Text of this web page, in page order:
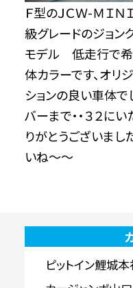
Ｆ型のＪＣＷ-ＭＩ
級グレードのジョン
モデル 低走行で希
体カラーです、オリ
ションの良い車体で
バーまで・・３２に
りがとうございまし
いね～～
ピットイン鯉城